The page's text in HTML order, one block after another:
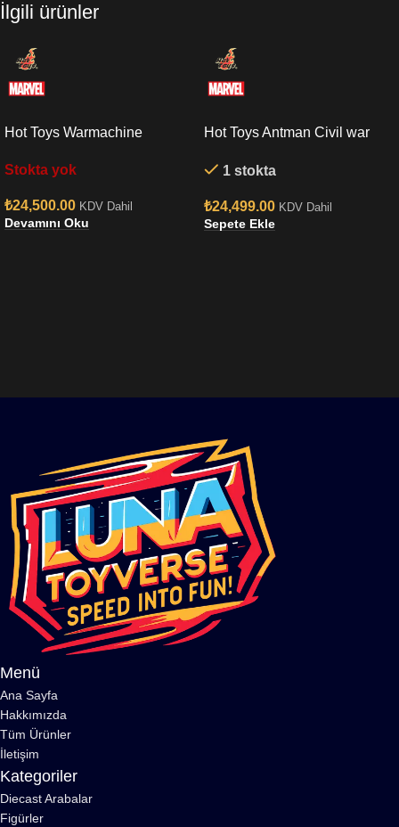
İlgili ürünler
Hot Toys Warmachine
Stokta yok
₺24,500.00 KDV Dahil
Devamını Oku
Hot Toys Antman Civil war
1 stokta
₺24,499.00 KDV Dahil
Sepete Ekle
Menü
Ana Sayfa
Hakkımızda
Tüm Ürünler
İletişim
Kategoriler
Diecast Arabalar
Figürler